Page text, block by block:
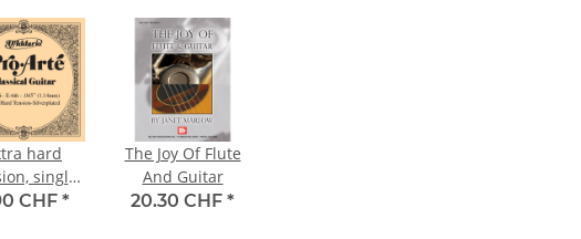
hard
single
E-6
CHF *
The Joy Of Flute
And Guitar
20.30 CHF *